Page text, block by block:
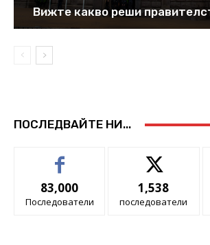
Вижте какво реши
ПОСЛЕДВАЙТЕ НИ...
83,000
Последователи
1,538
последователи